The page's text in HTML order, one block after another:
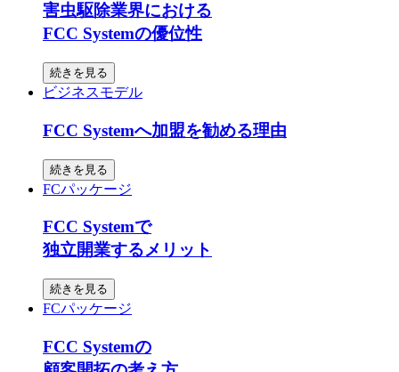
害虫駆除業界における
FCC Systemの優位性
続きを見る
ビジネスモデル
FCC Systemへ加盟を勧める理由
続きを見る
FCパッケージ
FCC Systemで
独立開業するメリット
続きを見る
FCパッケージ
FCC Systemの